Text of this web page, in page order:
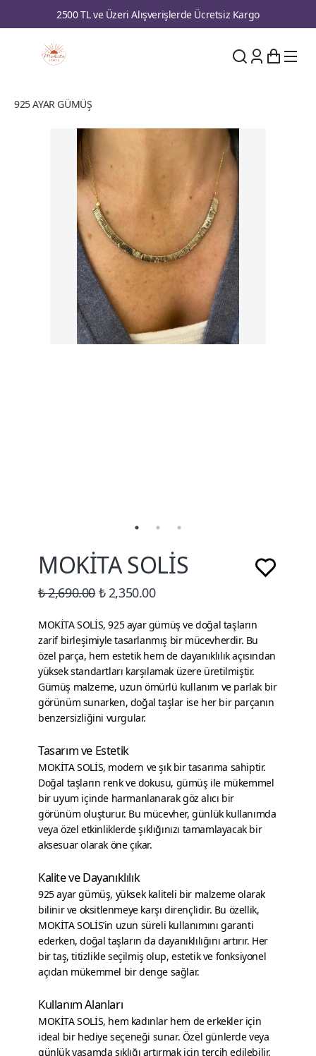
2500 TL ve Üzeri Alışverişlerde Ücretsiz Kargo
925 AYAR GÜMÜŞ
MOKİTA SOLİS
₺ 2,690.00 ₺ 2,350.00
MOKİTA SOLİS, 925 ayar gümüş ve doğal taşların
zarif birleşimiyle tasarlanmış bir mücevherdir. Bu
özel parça, hem estetik hem de dayanıklılık açısından
yüksek standartları karşılamak üzere üretilmiştir.
Gümüş malzeme, uzun ömürlü kullanım ve parlak bir
görünüm sunarken, doğal taşlar ise her bir parçanın
benzersizliğini vurgular.
Tasarım ve Estetik
MOKİTA SOLİS, modern ve şık bir tasarıma sahiptir.
Doğal taşların renk ve dokusu, gümüş ile mükemmel
bir uyum içinde harmanlanarak göz alıcı bir
görünüm oluşturur. Bu mücevher, günlük kullanımda
veya özel etkinliklerde şıklığınızı tamamlayacak bir
aksesuar olarak öne çıkar.
Kalite ve Dayanıklılık
925 ayar gümüş, yüksek kaliteli bir malzeme olarak
bilinir ve oksitlenmeye karşı dirençlidir. Bu özellik,
MOKİTA SOLİS’in uzun süreli kullanımını garanti
ederken, doğal taşların da dayanıklılığını artırır. Her
bir taş, titizlikle seçilmiş olup, estetik ve fonksiyonel
açıdan mükemmel bir denge sağlar.
Kullanım Alanları
MOKİTA SOLİS, hem kadınlar hem de erkekler için
ideal bir hediye seçeneği sunar. Özel günlerde veya
günlük yaşamda şıklığı artırmak için tercih edilebilir.